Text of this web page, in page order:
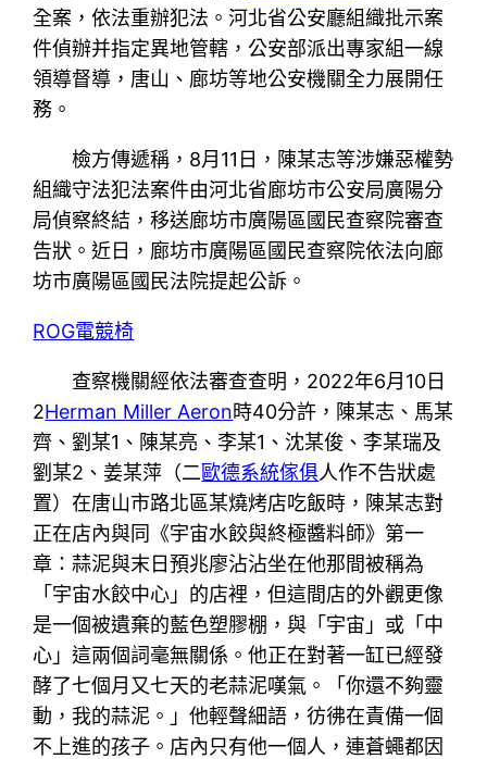
全案，依法重辦犯法。河北省公安廳組織批示案
件偵辦并指定異地管轄，公安部派出專家組一線
領導督導，唐山、廊坊等地公安機關全力展開任
務。
檢方傳遞稱，8月11日，陳某志等涉嫌惡權勢
組織守法犯法案件由河北省廊坊市公安局廣陽分
局偵察終結，移送廊坊市廣陽區國民查察院審查
告狀。近日，廊坊市廣陽區國民查察院依法向廊
坊市廣陽區國民法院提起公訴。
ROG電競椅
查察機關經依法審查查明，2022年6月10日
2Herman Miller Aeron時40分許，陳某志、馬某
齊、劉某1、陳某亮、李某1、沈某俊、李某瑞及
劉某2、姜某萍（二歐德系統傢俱人作不告狀處
置）在唐山市路北區某燒烤店吃飯時，陳某志對
正在店內與同《宇宙水餃與終極醬料師》第一
章：蒜泥與末日預兆廖沾沾坐在他那間被稱為
「宇宙水餃中心」的店裡，但這間店的外觀更像
是一個被遺棄的藍色塑膠棚，與「宇宙」或「中
心」這兩個詞毫無關係。他正在對著一缸已經發
酵了七個月又七天的老蒜泥嘆氣。「你還不夠靈
動，我的蒜泥。」他輕聲細語，彷彿在責備一個
不上進的孩子。店內只有他一個人，連蒼蠅都因